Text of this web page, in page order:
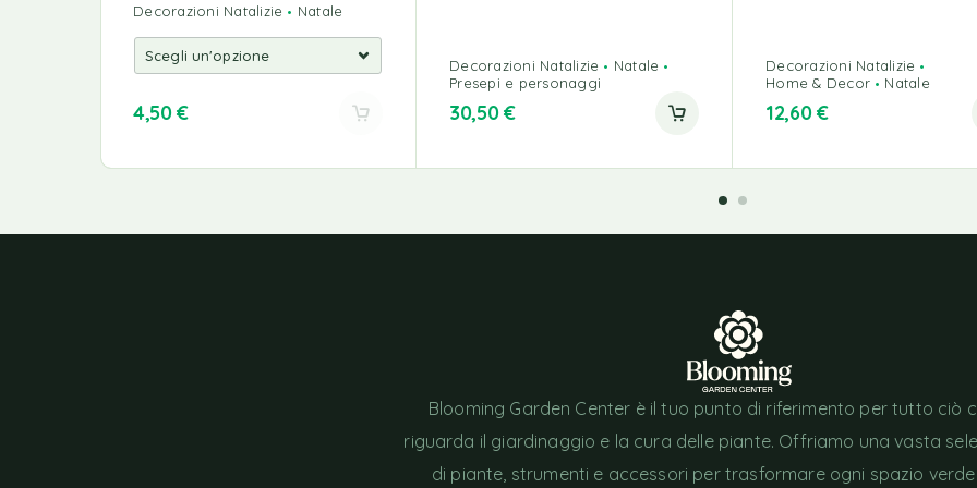
Decorazioni Natalizie Natale
4,50€
Decorazioni Natalizie
Natale
Presepi e personaggi
30,50€
Decorazioni Natalizie
Home & Decor
Natale
12,60€
Blooming Garden Center è il tuo punto di riferimento per tutto ciò
riguarda il giardinaggio e la cura delle piante. Offriamo una vasta
di piante, strumenti e accessori per trasformare ogni spazio verde